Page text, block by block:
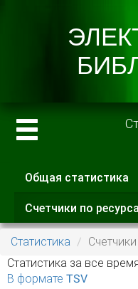
Главные
Общая статистика
Счетчики по
Статистика
Статистика за все время
В формате TSV